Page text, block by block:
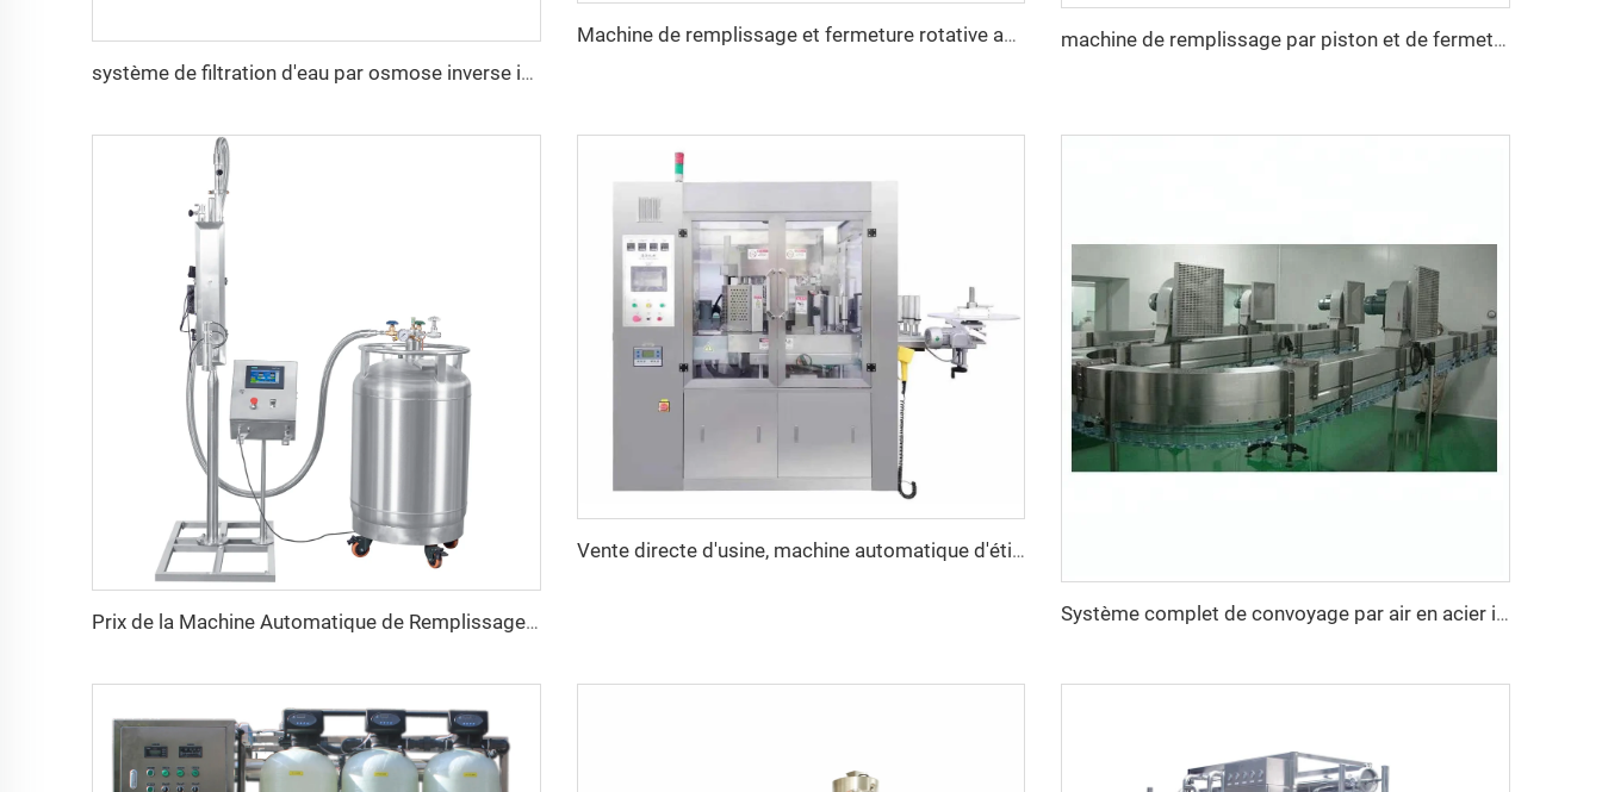
système de filtration d'eau par osmose inverse industrielle 6000L 10000L
Machine de remplissage et fermeture rotative automatique pour huile comestible pesée en récipients plastiques de 5L machine de remplissage par piston et de fermeture ROPP pour huile d'olive en bouteille en verre de 750 ml
Prix de la Machine Automatique de Remplissage et de Pulvérisation à Azote Liquide pour Bouteilles PET d'Huile et d'Eau
Vente directe d'usine, machine automatique d'étiquetage rotative à colle chaude OPP/BOPP, 12 têtes, alimentation en rouleau
Système complet de convoyage par air en acier inoxydable de haute qualité, vente directe en usine adapté aux bouteilles PET